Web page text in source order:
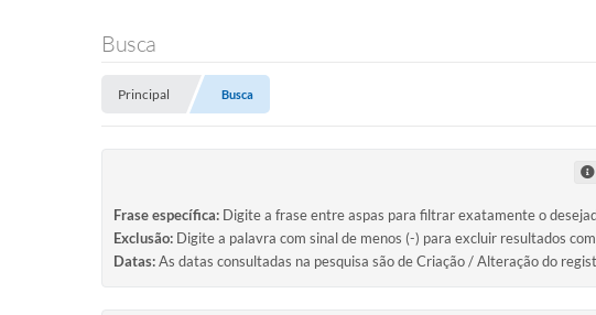
Busca
Principal Busca
Frase específica: Digite a frase entre aspas para filtrar exatamente o
Exclusão: Digite a palavra com sinal de menos (-) para excluir resultados
Datas:As datas consultadas na pesquisa são de Criação / Alteração do